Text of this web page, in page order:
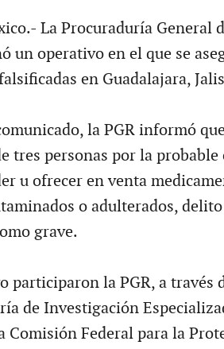
La Procuraduría General
un operativo en el que se
en Guadalajara,
la PGR informó
tres personas por la
u ofrecer en venta
o adulterados, delito
grave.
participaron la PGR, a través
de Investigación
Comisión Federal para la